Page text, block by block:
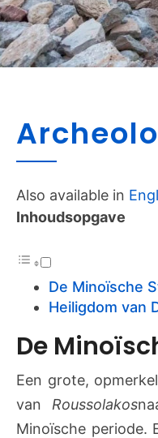
Also available in
Inhoudsopgave
De Minoïsche
Heiligdom van
De
Een grote,
van Roussolakos
Minoïsche periode.